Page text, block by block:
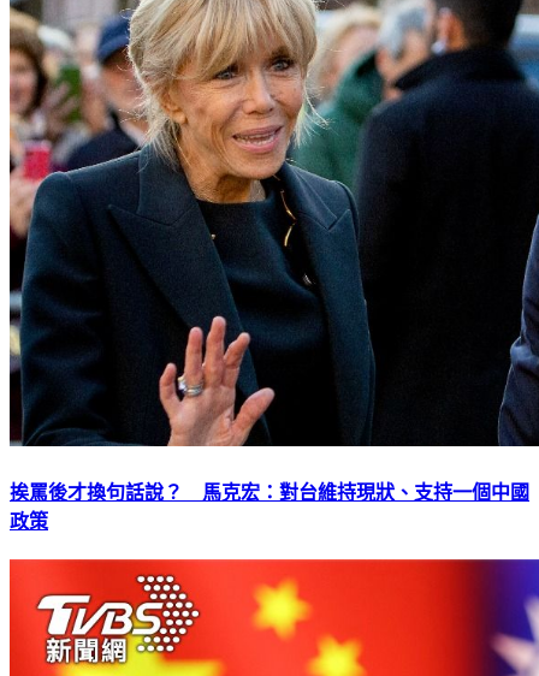
挨罵後才換句話說？ 馬克宏：對台維持現狀、支持一個中國
政策